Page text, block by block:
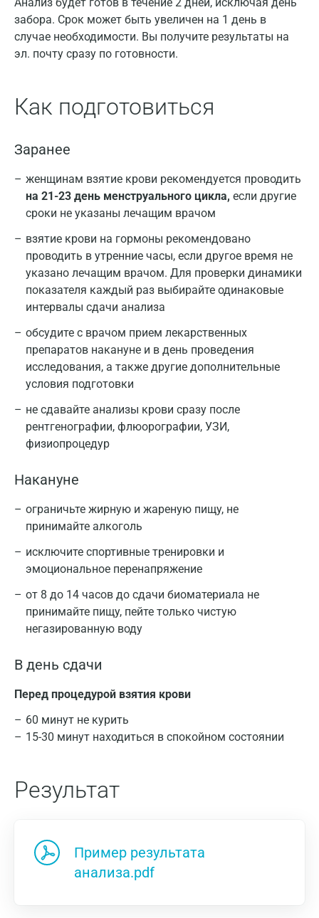
забора. Срок может быть увеличен на 1 день в
случае необходимости. Вы получите результаты на
эл. почту сразу по готовности.
Как подготовиться
Заранее
женщинам взятие крови рекомендуется проводить
на 21-23 день менструального цикла, если другие
сроки не указаны лечащим врачом
взятие крови на гормоны рекомендовано
проводить в утренние часы, если другое время не
указано лечащим врачом. Для проверки динамики
показателя каждый раз выбирайте одинаковые
интервалы сдачи анализа
обсудите с врачом прием лекарственных
препаратов накануне и в день проведения
исследования, а также другие дополнительные
условия подготовки
не сдавайте анализы крови сразу после
рентгенографии, флюорографии, УЗИ,
физиопроцедур
Накануне
ограничьте жирную и жареную пищу, не
принимайте алкоголь
исключите спортивные тренировки и
эмоциональное перенапряжение
от 8 до 14 часов до сдачи биоматериала не
принимайте пищу, пейте только чистую
негазированную воду
В день сдачи
Перед процедурой взятия крови
60 минут не курить
15-30 минут находиться в спокойном состоянии
Результат
Пример результата
анализа.pdf